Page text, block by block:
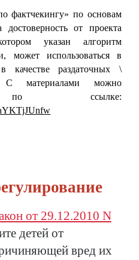
фактчекингу» по основам
от проекта
указан алгоритм
может использоваться в
качестве раздаточных \
С материалами можно
по ссылке:
от 29.12.2010 N
детей от
вред их